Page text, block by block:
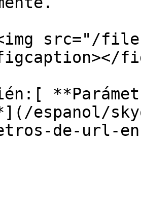
src="/files/
espanol/
de-url-